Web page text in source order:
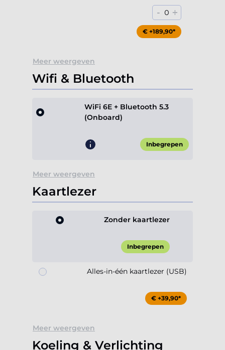
- 0 +
€ +189,90*
Meer weergeven
Wifi & Bluetooth
WiFi 6E + Bluetooth 5.3
(Onboard)
Inbegrepen
Meer weergeven
Kaartlezer
Zonder kaartlezer
Inbegrepen
Alles-in-één kaartlezer (USB)
€ +39,90*
Meer weergeven
Koeling & Verlichting